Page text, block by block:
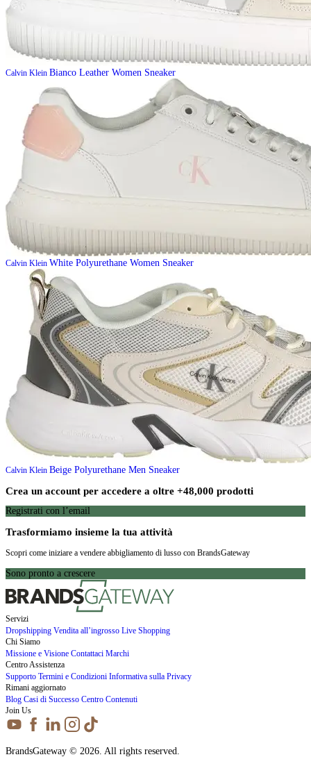
Calvin Klein Bianco Leather Women Sneaker
Calvin Klein White Polyurethane Women Sneaker
Calvin Klein Beige Polyurethane Men Sneaker
Crea un account per accedere a oltre +48,000 prodotti
Registrati con l’email
Trasformiamo insieme la tua attività
Scopri come iniziare a vendere abbigliamento di lusso con BrandsGateway
Sono pronto a crescere
Servizi
Dropshipping Vendita all’ingrosso Live Shopping
Chi Siamo
Missione e Visione Contattaci Marchi
Centro Assistenza
Supporto Termini e Condizioni Informativa sulla Privacy
Rimani aggiornato
Blog Casi di Successo Centro Contenuti
Join Us
BrandsGateway © 2026. All rights reserved.